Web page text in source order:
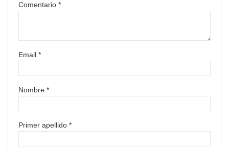
Comentario *
Email *
Nombre *
Primer apellido *